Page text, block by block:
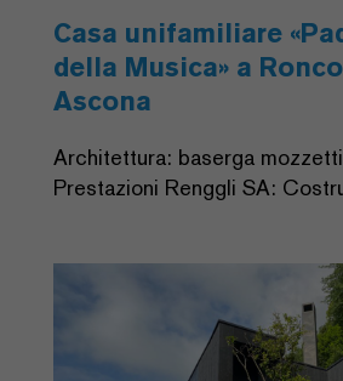
Casa unifamiliare
della Musica» a
Ascona
Architettura: baserga
Prestazioni Renggli SA: